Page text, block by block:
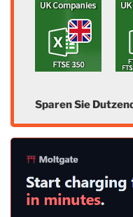
Sparen Sie